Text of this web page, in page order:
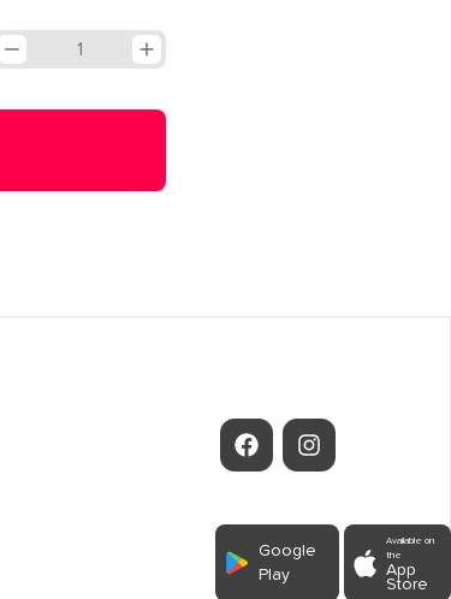
1
Google
Play
Available on
the
App
Store